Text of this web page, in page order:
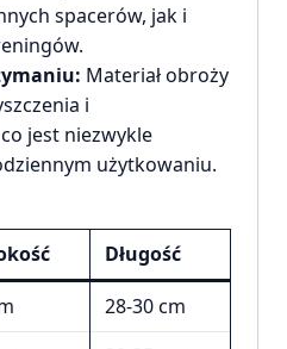
spacerów, jak i
Materiał obroży
i
jest niezwykle
użytkowaniu.
Długość
28-30 cm